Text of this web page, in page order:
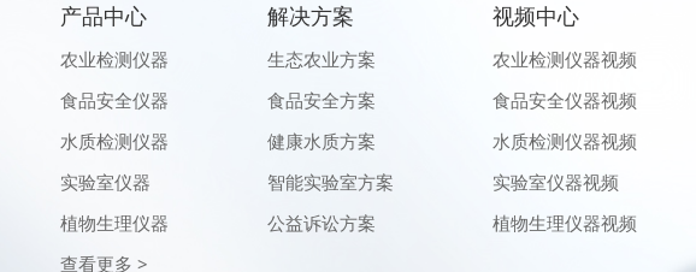
产品中心
农业检测仪器
食品安全仪器
水质检测仪器
实验室仪器
植物生理仪器
查看更多 >
解决方案
生态农业方案
食品安全方案
健康水质方案
智能实验室方案
公益诉讼方案
视频中心
农业检测仪器视频
食品安全仪器视频
水质检测仪器视频
实验室仪器视频
植物生理仪器视频